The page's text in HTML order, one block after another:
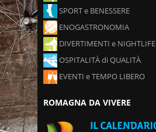
SPORT e BENESSERE
ENOGASTRONOMIA
DIVERTIMENTI e NIGHTLIFE
OSPITALITÀ di QUALITÀ
EVENTI e TEMPO LIBERO
ROMAGNA DA VIVERE